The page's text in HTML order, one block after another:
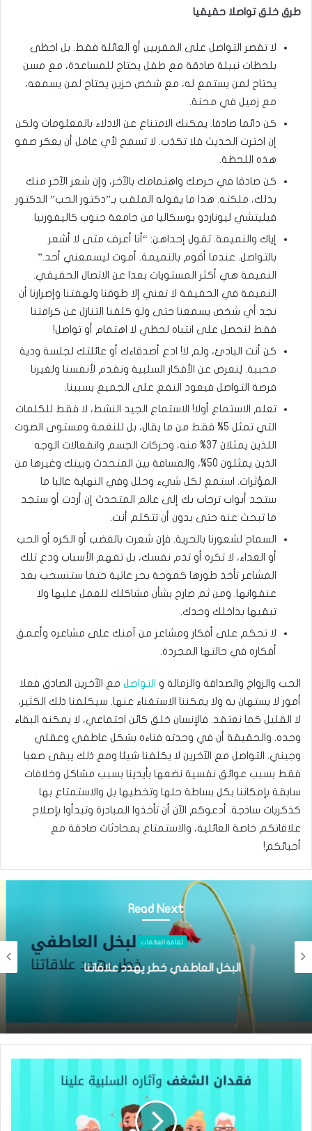
طرق خلق تواصلا حقيقيا
لا تقصر التواصل على المقربين أو العائلة فقط. بل احظى
بلحظات نبيلة صادقة مع طفل يحتاج للمساعدة، مع مسن
يحتاج لمن يستمع له، مع شخص حزين يحتاج لمن يسمعه،
مع زميل في محنة.
كن دائما صادقا. يمكنك الامتناع عن الادلاء بالمعلومات ولكن
إن اخترت الحديث فلا تكذب. لا تسمح لأي عامل أن يعكر صفو
هذه اللحظة.
كن صادقا في حرصك واهتمامك بالآخر، وإن شعر الآخر منك
بذلك، ملكته. هذا ما يقوله الملقب بـ”دكتور الحب” الدكتور
فيليتشي ليوناردو بوسكاليا من جامعة جنوب كاليفورنيا
إياك والنميمة. تقول إحداهن: “أنا أعرف متى لا أشعر
بالتواصل. عندما أقوم بالنميمة. أموت ليسمعني أحد.”
النميمة هي أكثر المستويات بعدا عن الاتصال الحقيقي.
النميمة في الحقيقة لا تعني إلا طوقنا ولهفتنا وإصرارنا أن
نجد أي شخص يسمعنا حتى ولو كلفنا التنازل عن كرامتنا
فقط لنحصل على انتباه لحظي لا اهتمام أو تواصل!
كن أنت البادئ، ولم لا! ادع أصدقاءك أو عائلتك لجلسة ودية
محببة. لِنعرض عن الأفكار السلبية ونقدم لأنفسنا ولغيرنا
فرصة التواصل فيعود النفع على الجميع بسببنا.
تعلم الاستماع أولا! الاستماع الجيد النشط، لا فقط للكلمات
التي تمثل 5% فقط من ما يقال، بل للنغمة ومستوى الصوت
اللذين يمثلان 37% منه، وحركات الجسم وانفعالات الوجه
الذين يمثلون 50%، والمسافة بين المتحدث وبينك وغيرها من
المؤثرات. استمع لكل شيء وحلل وفي النهاية غالبا ما
ستجد أبواب ترحاب بك إلى عالم المتحدث إن أردت أو ستجد
ما تبحث عنه حتى بدون أن تتكلم أنت.
السماح لشعورنا بالحرية. فإن شعرت بالغضب أو الكره أو الحب
أو العداء، لا تكره أو تذم نفسك، بل تفهم الأسباب ودع تلك
المشاعر تأخذ طورها كموجة بحر عاتية حتما ستنسحب بعد
عنفوانها. ومن ثم صارح بشأن مشاكلك للعمل عليها ولا
تبقيها بداخلك وحدك.
لا تحكم على أفكار ومشاعر من آمنك على مشاعره وأعمق
أفكاره في حالتها المجردة.
الحب والزواج والصداقة والزمالة و التواصل مع الآخرين الصادق فعلا
أمور لا يستهان به ولا يمكننا الاستغناء عنها. سيكلفنا ذلك الكثير،
لا القليل كما نعتقد. فالإنسان خلق كائن اجتماعي، لا يمكنه البقاء
وحده. والحقيقة أن في وحدته فناءه بشكل عاطفي وعقلي
وجيني. التواصل مع الآخرين لا يكلفنا شيئا ومع ذلك يبقى صعبا
فقط بسبب عوائق نفسية نضعها بأيدينا بسبب مشاكل وخلافات
سابقة بإمكاننا بكل بساطة حلها وتخطيها بل والاستمتاع بها
كذكريات ساذجة. أدعوكم الآن أن تأخذوا المبادرة وتبدأوا بإصلاح
علاقاتكم خاصة العائلية، والاستمتاع بمحادثات صادقة مع
أحبائكم!
Read Next
ثقافة العلاقات
الأسرار التي لا نعرفها خلف الانطباع الأول!